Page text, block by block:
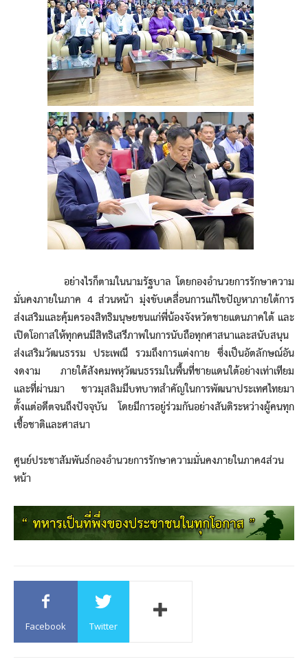
อย่างไรก็ตามในนามรัฐบาล โดยกองอำนวยการรักษาความ
มั่นคงภายในภาค 4 ส่วนหน้า มุ่งขับเคลื่อนการแก้ไขปัญหาภายใต้การ
ส่งเสริมและคุ้มครองสิทธิมนุษยชนแก่พี่น้องจังหวัดชายแดนภาคใต้ และ
เปิดโอกาสให้ทุกคนมีสิทธิเสรีภาพในการนับถือทุกศาสนาและสนับสนุน
ส่งเสริมวัฒนธรรม ประเพณี รวมถึงการแต่งกาย ซึ่งเป็นอัตลักษณ์อัน
งดงาม ภายใต้สังคมพหุวัฒนธรรมในพื้นที่ชายแดนใต้อย่างเท่าเทียม
และที่ผ่านมา ชาวมุสลิมมีบทบาทสำคัญในการพัฒนาประเทศไทยมา
ตั้งแต่อดีตจนถึงปัจจุบัน โดยมีการอยู่ร่วมกันอย่างสันติระหว่างผู้คนทุก
เชื้อชาติและศาสนา
ศูนย์ประชาสัมพันธ์กองอำนวยการรักษาความมั่นคงภายในภาค4ส่วน
หน้า
Facebook Twitter